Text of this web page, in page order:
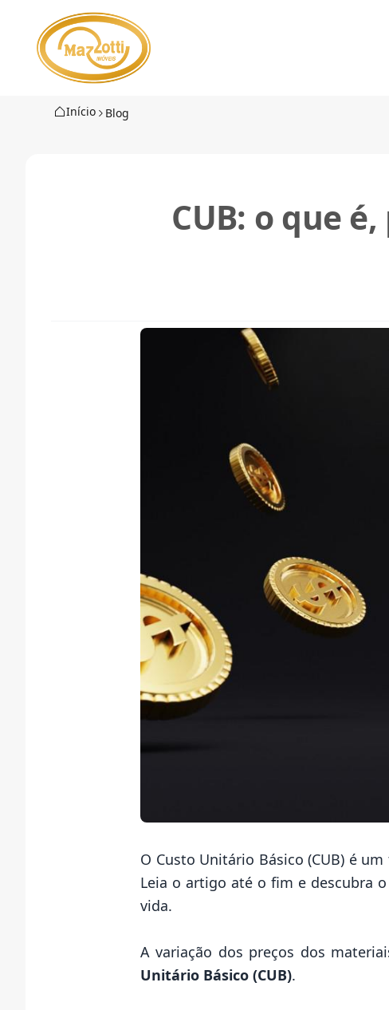
Início Blog
CUB: o que
O Custo Unitário Básico (CUB) é
Leia o artigo até o fim e descubra
vida.
A variação dos preços dos
Unitário Básico (CUB).